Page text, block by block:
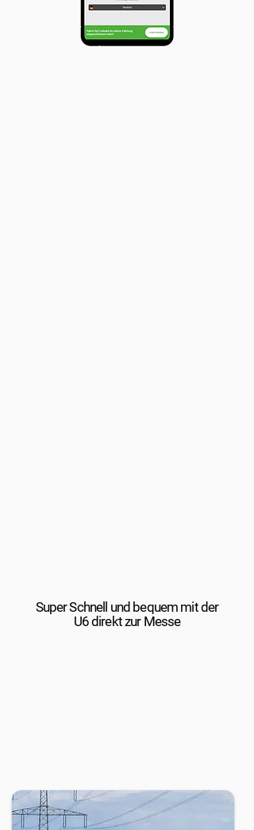
Super Schnell und bequem mit der
U6 direkt zur Messe